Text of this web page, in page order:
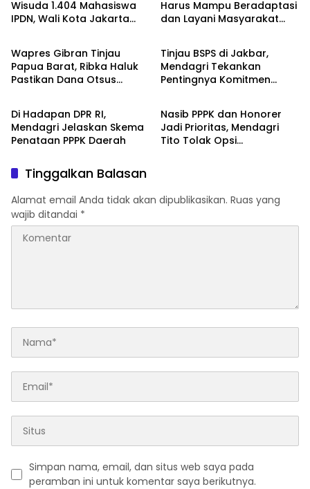
Wisuda 1.404 Mahasiswa
IPDN, Wali Kota Jakarta
Harus Mampu Beradaptasi
dan Layani Masyarakat
Kemendagri
Wapres Gibran Tinjau
Papua Barat, Ribka Haluk
Pastikan Dana Otsus
Kemendagri
Tinjau BSPS di Jakbar,
Mendagri Tekankan
Pentingnya Komitmen
DPR RI
Di Hadapan DPR RI,
Mendagri Jelaskan Skema
Penataan PPPK Daerah
Kemendagri
Nasib PPPK dan Honorer
Jadi Prioritas, Mendagri
Tito Tolak Opsi
Tinggalkan Balasan
Alamat email Anda tidak akan dipublikasikan. Ruas yang
wajib ditandai *
Simpan nama, email, dan situs web saya pada
peramban ini untuk komentar saya berikutnya.